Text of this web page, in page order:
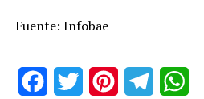
Fuente: Infobae
FacebookTwitter PinterestTelegram